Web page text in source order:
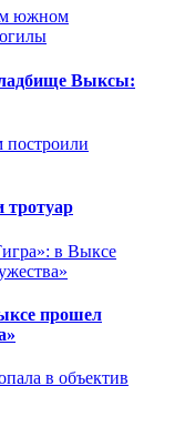
Выксы:
тротуар
прошел